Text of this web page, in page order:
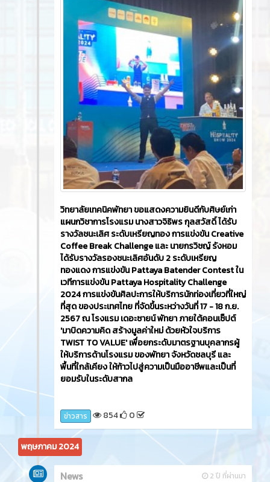
วิทยาลัยเทคนิคพัทยา ขอแสดงความยินดีกับศิษย์เก่า
แผนกวิชาการโรงแรม นางสาวจิธิพร กุลสวัสดิ์ ได้รับ
รางวัลชนะเลิศ ระดับเหรียญทอง การแข่งขัน Creative
Coffee Break Challenge และ นายกรวิชญ์ รังหอม
ได้รับรางวัลรองชนะเลิศอันดับ 2 ระดับเหรียญ
ทองแดง การแข่งขัน Pattaya Batender Contest ใน
เวทีการแข่งขัน Pattaya Hospitality Challenge
2024 การแข่งขันศิลปะการให้บริการนักท่องเที่ยวที่ใหญ่
ที่สุด ของประเทศไทย ที่จัดขึ้นระหว่างวันที่ 17 - 18 ก.ย.
2567 ณ โรงแรม เดอะซายน์ พัทยา ภายใต้คอนเซ็ปต์
'มาบิดความคิด สร้างมูลค่าใหม่ ด้วยหัวใจบริการ
TWIST TO VALUE' เพื่อยกระดับมาตรฐานบุคลากรผู้
ให้บริการด้านโรงแรม ของพัทยา จังหวัดชลบุรี และ
พื้นที่ใกล้เคียง ให้ก้าวไปสู่ความเป็นมืออาชีพและเป็นที่
ยอมรับในระดับสากล
ข่าวสาร 854 0
พฤษภาคม 2024
2 ปี ที่ผ่านมา
News